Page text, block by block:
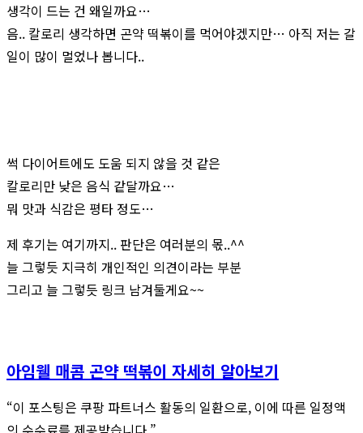
생각이 드는 건 왜일까요…
음.. 칼로리 생각하면 곤약 떡볶이를 먹어야겠지만… 아직 저는 갈
일이 많이 멀었나 봅니다..
썩 다이어트에도 도움 되지 않을 것 같은
칼로리만 낮은 음식 같달까요…
뭐 맛과 식감은 평타 정도…
제 후기는 여기까지.. 판단은 여러분의 몫..^^
늘 그렇듯 지극히 개인적인 의견이라는 부분
그리고 늘 그렇듯 링크 남겨둘게요~~
아임웰 매콤 곤약 떡볶이 자세히 알아보기
“이 포스팅은 쿠팡 파트너스 활동의 일환으로, 이에 따른 일정액